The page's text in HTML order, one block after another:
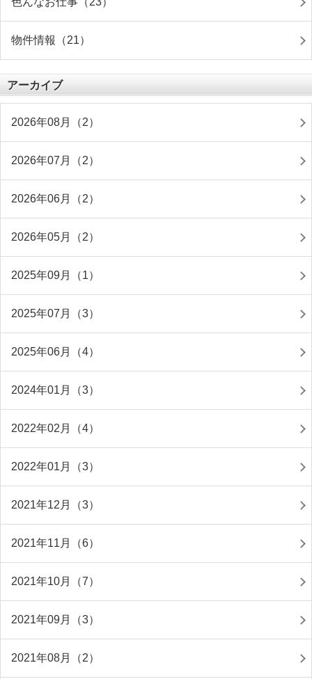
物件情報（21）
アーカイブ
2026年08月（2）
2026年07月（2）
2026年06月（2）
2026年05月（2）
2025年09月（1）
2025年07月（3）
2025年06月（4）
2024年01月（3）
2022年02月（4）
2022年01月（3）
2021年12月（3）
2021年11月（6）
2021年10月（7）
2021年09月（3）
2021年08月（2）